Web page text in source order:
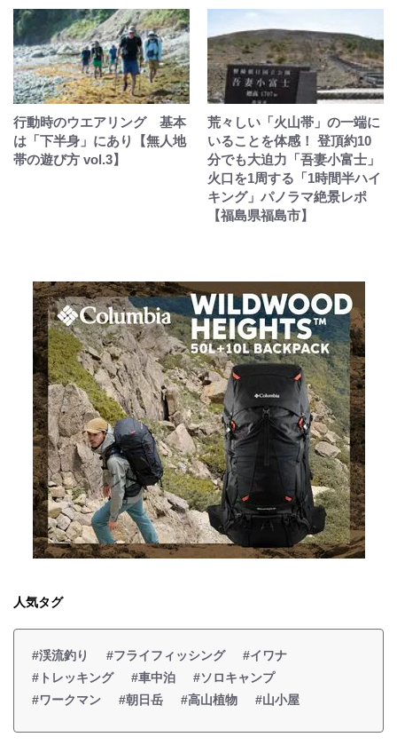
行動時のウエアリング 基本
は「下半身」にあり【無人地
帯の遊び方 vol.3】
荒々しい「火山帯」の一端に
いることを体感！ 登頂約10
分でも大迫力「吾妻小富士」
火口を1周する「1時間半ハイ
キング」パノラマ絶景レポ
【福島県福島市】
人気タグ
#渓流釣り #フライフィッシング
#イワナ
#トレッキング
#車中泊
#ソロキャンプ
#ワークマン
#朝日岳 #高山植物 #山小屋